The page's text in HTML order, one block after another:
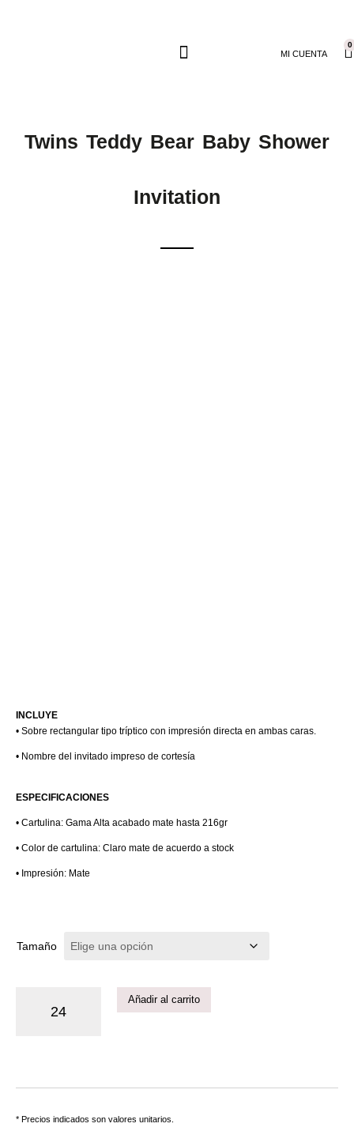
MI CUENTA
0
Twins Teddy Bear Baby Shower
Invitation
INCLUYE
• Sobre rectangular tipo tríptico con impresión directa en ambas caras.
• Nombre del invitado impreso de cortesía
ESPECIFICACIONES
• Cartulina: Gama Alta acabado mate hasta 216gr
• Color de cartulina: Claro mate de acuerdo a stock
• Impresión: Mate
Tamaño
Añadir al carrito
* Precios indicados son valores unitarios.